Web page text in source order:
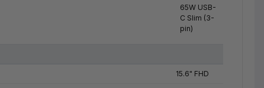
65W USB-
C Slim (3-
pin)
15.6" FHD